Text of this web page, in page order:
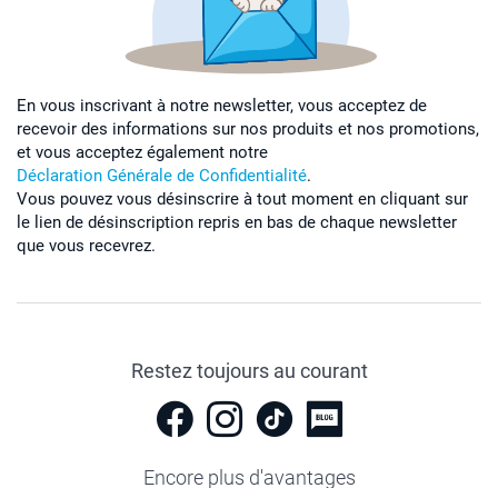
En vous inscrivant à notre newsletter, vous acceptez de
recevoir des informations sur nos produits et nos promotions,
et vous acceptez également notre
Déclaration Générale de Confidentialité.
Vous pouvez vous désinscrire à tout moment en cliquant sur
le lien de désinscription repris en bas de chaque newsletter
que vous recevrez.
Restez toujours au courant
Encore plus d'avantages